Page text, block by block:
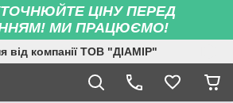
ЦІНУ ПЕРЕД
МИ ПРАЦЮЄМО!
від компанії ТОВ "ДІАМІР"